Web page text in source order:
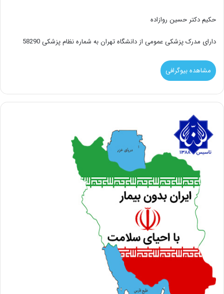
حکیم دکتر حسین روازاده
دارای مدرک پزشکی عمومی از دانشگاه تهران به شماره نظام پزشکی 58290
مشاهده بیوگرافی